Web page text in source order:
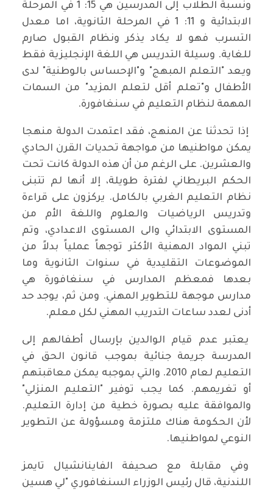
ونسبة الطلاب إلى المدرسين هي 15: 1 في المرحلة
الابتدائية و 11: 1 في المرحلة الثانوية، اما معدل
التسرب فهو لا يكاد يذكر ونظام القبول صارم
للغاية. وسيلة التدريس هي اللغة الإنجليزية فقط
ويعد "التعلم المبهج" و"الإحساس بالوطنية" لدى
الأطفال و"تعلم أقل لتعلم المزيد" من السمات
المهمة لنظام التعليم في سنغافورة.
إذا تحدثنا عن المنهج، فقد اعتمدت الدولة منهجا
يمكن مواطنيها من مواجهة تحديات القرن الحادي
والعشرين. على الرغم من أن هذه الدولة كانت تحت
الحكم البريطاني لفترة طويلة، إلا أنها لم تتبنى
نظام التعليم الغربي بالكامل. يركزون على قراءة
وتدريس الرياضيات والعلوم واللغة الأم من
المستوى الابتدائي والى المستوى الاعدادي، وتم
تبني المواد المهنية الأكثر توجهاً عملياً بدلاً من
الموضوعات التقليدية في سنوات الثانوية وما
بعدها فمعظم المدارس في سنغافورة هي
مدارس موجهة للتطوير المهني. ومن ثم، يوجد حد
أدنى لعدد ساعات التدريب المهني لكل معلم.
يعتبر عدم قيام الوالدين بإرسال أطفالهم إلى
المدرسة جريمة جنائية بموجب قانون الحق في
التعليم لعام 2010. والتي بموجبه يمكن معاقبتهم
أو تغريمهم. كما يجب توفير "التعليم المنزلي"
والموافقة عليه بصورة خطية من إدارة التعليم.
لأن الحكومة هناك ملتزمة ومسؤولة عن التطوير
النوعي لمواطنيها.
وفي مقابلة مع صحيفة الفاينانشيال تايمز
اللندنية، قال رئيس الوزراء السنغافوري "لي هسين